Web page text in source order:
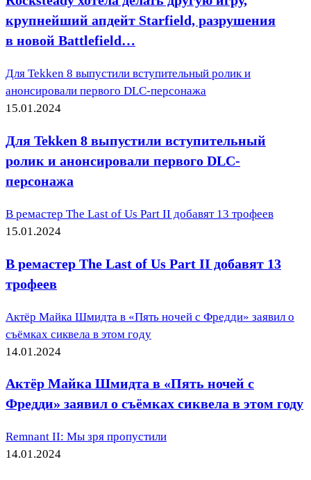
крупнейший апдейт Starfield, разрушения
в новой Battlefield…
Для Tekken 8 выпустили вступительный ролик и
анонсировали первого DLC-персонажа
15.01.2024
Для Tekken 8 выпустили вступительный
ролик и анонсировали первого DLC-
персонажа
В ремастер The Last of Us Part II добавят 13 трофеев
15.01.2024
В ремастер The Last of Us Part II добавят 13
трофеев
Актёр Майка Шмидта в «Пять ночей с Фредди» заявил о
съёмках сиквела в этом году
14.01.2024
Актёр Майка Шмидта в «Пять ночей с
Фредди» заявил о съёмках сиквела в этом году
Remnant II: Мы зря пропустили
14.01.2024